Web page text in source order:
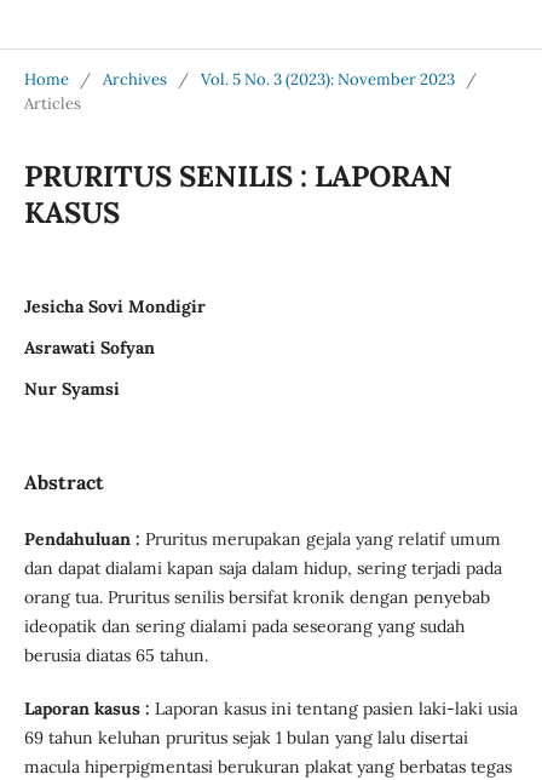
Home / Archives / Vol. 5 No. 3 (2023): November 2023
/
Articles
PRURITUS SENILIS : LAPORAN
KASUS
Jesicha Sovi Mondigir
Asrawati Sofyan
Nur Syamsi
Abstract
Pendahuluan : Pruritus merupakan gejala yang relatif umum
dan dapat dialami kapan saja dalam hidup, sering terjadi pada
orang tua. Pruritus senilis bersifat kronik dengan penyebab
ideopatik dan sering dialami pada seseorang yang sudah
berusia diatas 65 tahun.
Laporan kasus : Laporan kasus ini tentang pasien laki-laki usia
69 tahun keluhan pruritus sejak 1 bulan yang lalu disertai
macula hiperpigmentasi berukuran plakat yang berbatas tegas